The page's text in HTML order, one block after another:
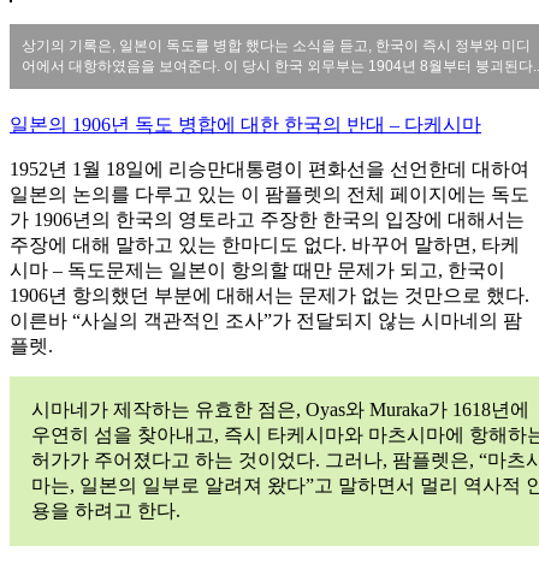
상기의 기록은, 일본이 독도를 병합 했다는 소식을 듣고, 한국이 즉시 정부와 미디
어에서 대항하였음을 보여준다. 이 당시 한국 외무부는 1904년 8월부터 붕괴된다..
일본의 1906년 독도 병합에 대한 한국의 반대 – 다케시마
1952년 1월 18일에 리승만대통령이 편화선을 선언한데 대하여
일본의 논의를 다루고 있는 이 팜플렛의 전체 페이지에는 독도
가 1906년의 한국의 영토라고 주장한 한국의 입장에 대해서는
주장에 대해 말하고 있는 한마디도 없다. 바꾸어 말하면, 타케
시마 – 독도문제는 일본이 항의할 때만 문제가 되고, 한국이
1906년 항의했던 부분에 대해서는 문제가 없는 것만으로 했다.
이른바 “사실의 객관적인 조사”가 전달되지 않는 시마네의 팜
플렛.
시마네가 제작하는 유효한 점은, Oyas와 Muraka가 1618년에
우연히 섬을 찾아내고, 즉시 타케시마와 마츠시마에 항해하
허가가 주어졌다고 하는 것이었다. 그러나, 팜플렛은, “마츠
마는, 일본의 일부로 알려져 왔다”고 말하면서 멀리 역사적
용을 하려고 한다.